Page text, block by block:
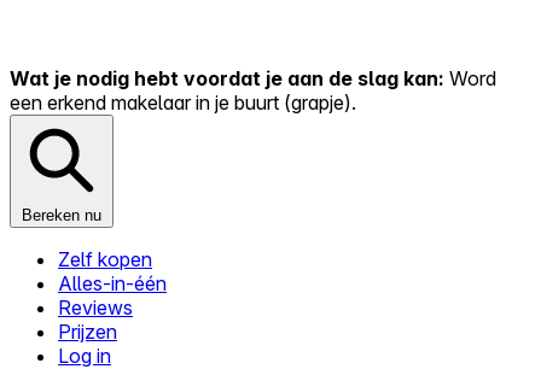
Wat je nodig hebt voordat je aan de slag kan: Word
een erkend makelaar in je buurt (grapje).
Bereken nu
Zelf kopen
Alles-in-één
Reviews
Prijzen
Log in